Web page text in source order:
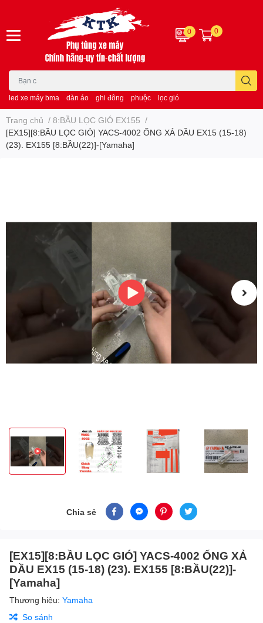
led xe máy bma dàn áo ghi đông phuộc lọc gió
0 0
Trang chủ / 8:BẦU LỌC GIÓ EX155 /
[EX15][8:BẦU LỌC GIÓ] YACS-4002 ỐNG XẢ DẦU EX15 (15-18)
(23). EX155 [8:BẦU(22)]-[Yamaha]
Chia sẻ
[EX15][8:BẦU LỌC GIÓ] YACS-4002 ỐNG XẢ
DẦU EX15 (15-18) (23). EX155 [8:BẦU(22)]-
[Yamaha]
Thương hiệu: Yamaha
So sánh